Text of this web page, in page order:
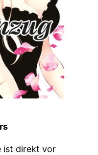
ist direkt vor